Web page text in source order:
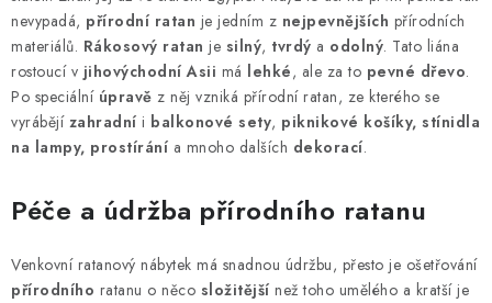
NOVINKY
Kontakty Moje objednávka
Doprava nábytku k Vám
Obchodní podmínky
Podmínky ochrany osobních údajů
Reklamace
Nákup na splátky ESSOX
nevypadá, přírodní ratan je jedním z nejpevnějších přírodních
materiálů. Rákosový ratan je silný, tvrdý a odolný. Tato liána
rostoucí v jihovýchodní Asii má lehké, ale za to pevné dřevo.
Po speciální úpravě z něj vzniká přírodní ratan, ze kterého se
vyrábějí zahradní i balkonové sety, piknikové košíky, stínidla
na lampy, prostírání a mnoho dalších dekorací.
Péče a údržba přírodního ratanu
Venkovní ratanový nábytek má snadnou údržbu, přesto je ošetřování
přírodního ratanu o něco složitější než toho umělého a kratší je